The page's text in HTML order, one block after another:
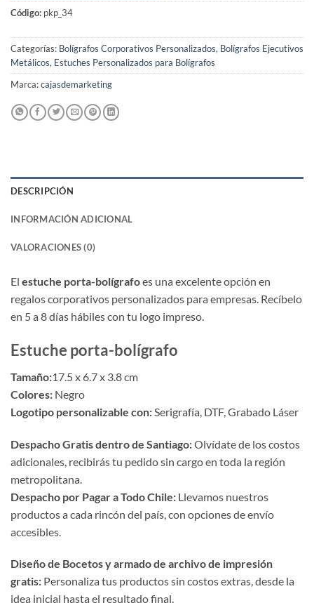
Código: pkp_34
Categorías: Bolígrafos Corporativos Personalizados, Bolígrafos Ejecutivos
Metálicos, Estuches Personalizados para Bolígrafos
Marca:cajasdemarketing
DESCRIPCIÓN
INFORMACIÓN ADICIONAL
VALORACIONES (0)
El estuche porta-bolígrafoes una excelente opción en
regalos corporativos personalizados para empresas. Recíbelo
en 5 a 8 días hábiles con tu logo impreso.
Estuche porta-bolígrafo
Tamaño:17.5 x 6.7 x 3.8 cm
Colores: Negro
Logotipo personalizable con: Serigrafía, DTF, Grabado Láser
Despacho Gratis dentro de Santiago:Olvídate de los costos
adicionales, recibirás tu pedido sin cargo en toda la región
metropolitana.
Despacho por Pagar a Todo Chile: Llevamos nuestros
productos a cada rincón del país, con opciones de envío
accesibles.
Diseño de Bocetos y armado de archivo de impresión
gratis: Personaliza tus productos sin costos extras, desde la
idea inicial hasta el resultado final.